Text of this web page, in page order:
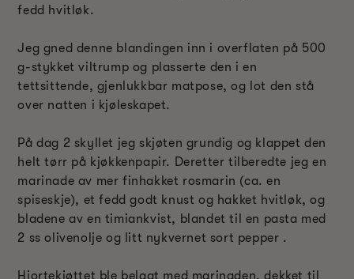
fedd hvitløk.
Jeg gned denne blandingen inn i overflaten på 500
g-stykket viltrump og plasserte den i en
tettsittende, gjenlukkbar matpose, og lot den stå
over natten i kjøleskapet.
På dag 2 skyllet jeg skjøten grundig og klappet den
helt tørr på kjøkkenpapir. Deretter tilberedte jeg en
marinade av mer finhakket rosmarin (ca. en
spiseskje), et fedd godt knust og hakket hvitløk, og
bladene av en timiankvist, blandet til en pasta med
2 ss olivenolje og litt nykvernet sort pepper .
Hjortekjøttet ble belagt med marinaden, dekket til